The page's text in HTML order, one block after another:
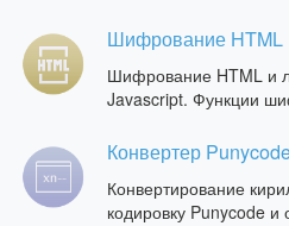
Шифрование HTML
Шифрование HTML и
Javascript. Функции
Конвертер
Конвертирование
кодировку Punycode и